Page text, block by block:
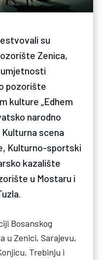
su
Zenica,
pozorište
kulture „Edhem
narodno
scena
Kulturno-sportski
kazalište
u Mostaru i
Bosanskog
u Zenici, Sarajevu,
Trebinju i